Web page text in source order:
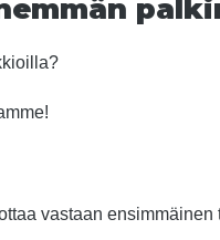
vastaan ensimmäinen